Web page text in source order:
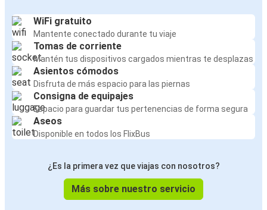
WiFi gratuito
Mantente conectado durante tu viaje
Tomas de corriente
Mantén tus dispositivos cargados mientras te desplazas
Asientos cómodos
Disfruta de más espacio para las piernas
Consigna de equipajes
Espacio para guardar tus pertenencias de forma segura
Aseos
Disponible en todos los FlixBus
¿Es la primera vez que viajas con nosotros?
Más sobre nuestro servicio